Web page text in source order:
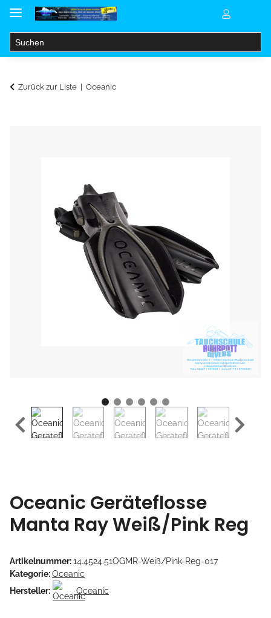
Zurück zur Liste Oceanic
Oceanic Geräteflosse
Manta Ray Weiß/Pink Reg
Artikelnummer:14.4524.51OGMR-Weiß/Pink-Reg-017
Kategorie:Oceanic
Hersteller:
Oceanic